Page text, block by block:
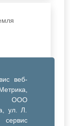
веб-
ООО
ул. Л.